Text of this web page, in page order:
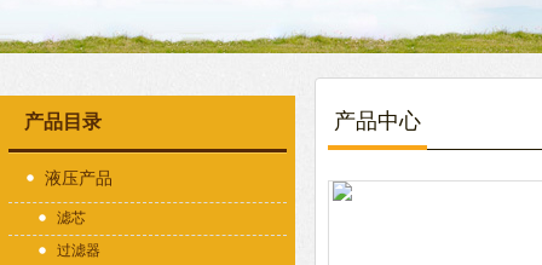
产品目录
液压产品
滤芯
过滤器
产品中心